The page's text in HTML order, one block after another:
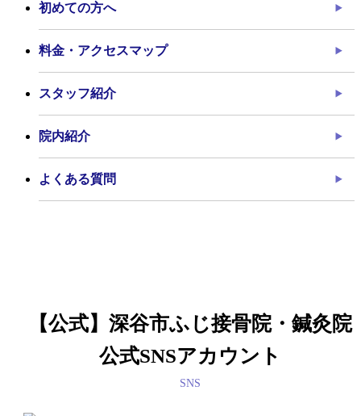
初めての方へ
料金・アクセスマップ
スタッフ紹介
院内紹介
よくある質問
【公式】深谷市ふじ接骨院・鍼灸院
公式SNSアカウント
SNS